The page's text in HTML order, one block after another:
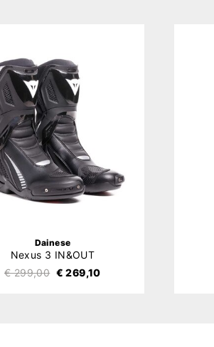
Dainese
Nexus 3 IN&OUT
€ 299,00 € 269,10